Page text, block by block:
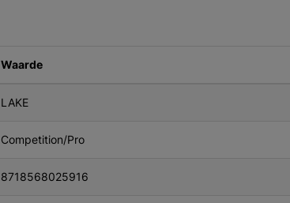
Waarde
LAKE
Competition/Pro
8718568025916